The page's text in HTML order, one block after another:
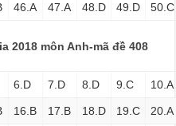
46.A 47.A 48.D 49.D 50.C
2018 môn Anh-mã đề 408
6.D 7.D 8.D 9.C 10.A
16.B 17.B 18.D 19.C 20.A